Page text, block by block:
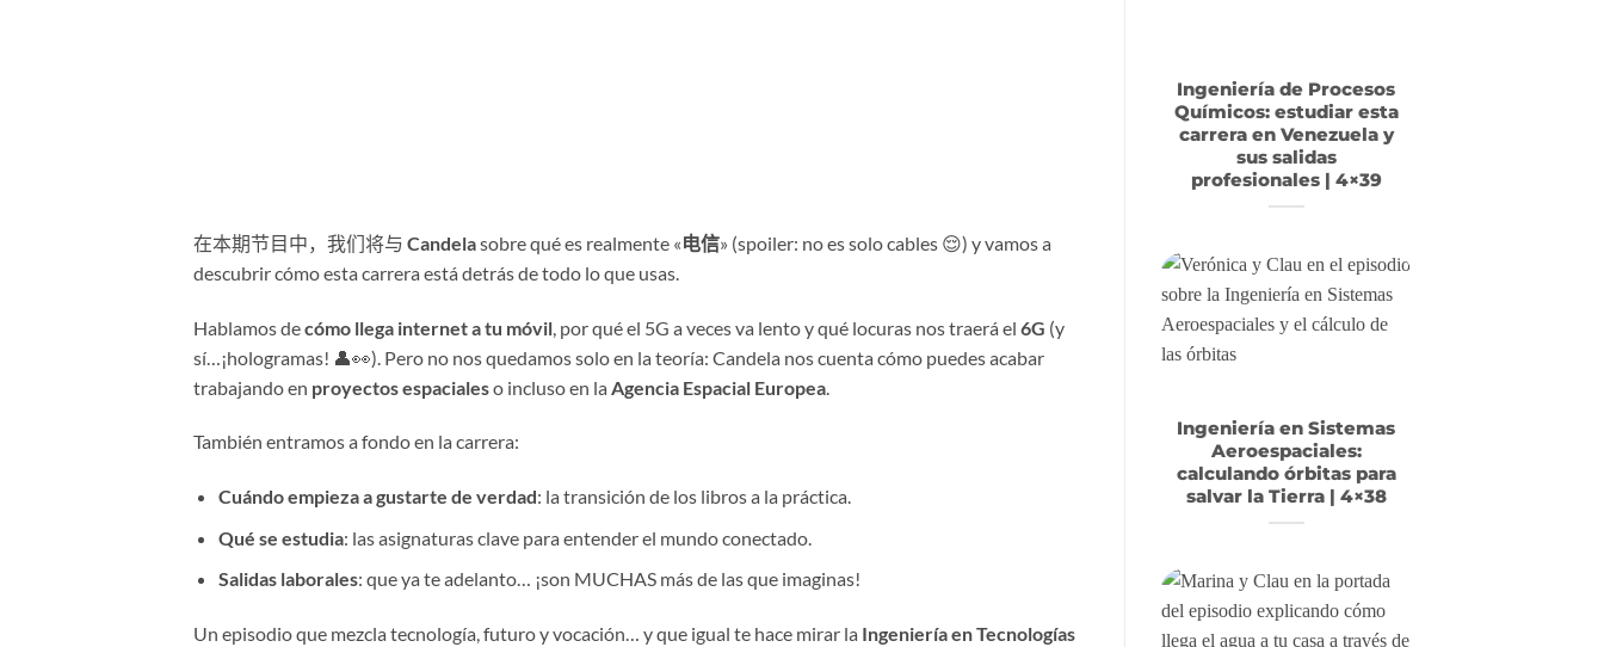
在本期节目中，我们将与 Candelasobre qué es realmente «电信» (spoiler: no es solo cables 😌) y vamos a
descubrir cómo esta carrera está detrás de todo lo que usas.
Hablamos decómo llega internet a tu móvil , por qué el 5G a veces va lento y qué locuras nos traerá el 6G (y
sí…¡hologramas! 👤👀). Pero no nos quedamos solo en la teoría: Candela nos cuenta cómo puedes acabar
trabajando en proyectos espacialeso incluso en la Agencia Espacial Europea
También entramos a fondo en la carrera:
Cuándo empieza a gustarte de verdad: la transición de los libros a la práctica.
Qué se estudia: las asignaturas clave para entender el mundo conectado.
Salidas laborales: que ya te adelanto… ¡son MUCHAS más de las que imaginas!
Un episodio que mezcla tecnología, futuro y vocación… y que igual te hace mirar la Ingeniería en Tecnologías
Ingeniería de Procesos
Químicos: estudiar esta
carrera en Venezuela y
sus salidas
profesionales | 4×39
Ingeniería en Sistemas
Aeroespaciales:
calculando órbitas para
salvar la Tierra | 4×38